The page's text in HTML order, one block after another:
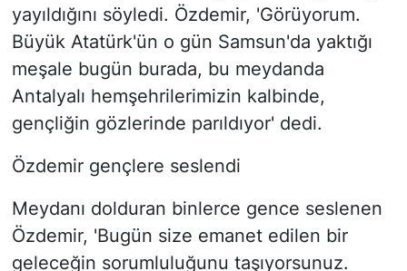
yayıldığını söyledi. Özdemir, 'Görüyorum.
Büyük Atatürk'ün o gün Samsun'da yaktığı
meşale bugün burada, bu meydanda
Antalyalı hemşehrilerimizin kalbinde,
gençliğin gözlerinde parıldıyor' dedi.
Özdemir gençlere seslendi
Meydanı dolduran binlerce gence seslenen
Özdemir, 'Bugün size emanet edilen bir
geleceğin sorumluluğunu taşıyorsunuz.